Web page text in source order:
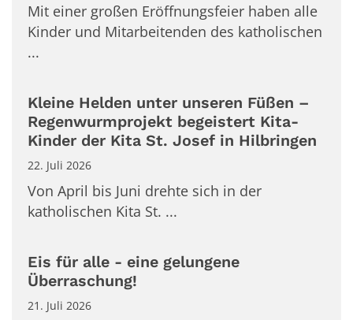
Mit einer großen Eröffnungsfeier haben alle
Kinder und Mitarbeitenden des katholischen
...
Kleine Helden unter unseren Füßen –
Regenwurmprojekt begeistert Kita-
Kinder der Kita St. Josef in Hilbringen
22. Juli 2026
Von April bis Juni drehte sich in der
katholischen Kita St. ...
Eis für alle - eine gelungene
Überraschung!
21. Juli 2026